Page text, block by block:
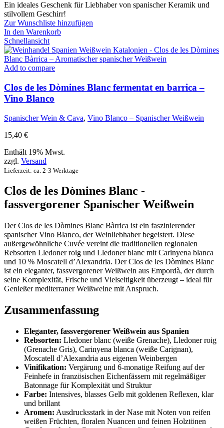
Ein ideales Geschenk für Liebhaber von spanischer Keramik und
stilvollem Geschirr!
Zur Wunschliste hinzufügen
In den Warenkorb
Schnellansicht
Add to compare
Clos de les Dòmines Blanc fermentat en barrica –
Vino Blanco
Spanischer Wein & Cava, Vino Blanco – Spanischer Weißwein
15,40 €
Enthält 19% Mwst.
zzgl. Versand
Lieferzeit: ca. 2-3 Werktage
Clos de les Dòmines Blanc -
fassvergorener Spanischer Weißwein
Der Clos de les Dòmines Blanc Bàrrica ist ein faszinierender
spanischer Vino Blanco, der Weinliebhaber begeistert. Diese
außergewöhnliche Cuvée vereint die traditionellen regionalen
Rebsorten Lledoner roig und Lledoner blanc mit Carinyena blanca
und 10 % Moscatell d’Alexandria. Der Clos de les Dòmines Blanc
ist ein eleganter, fassvergorener Weißwein aus Empordà, der durch
seine Komplexität, Frische und Vielseitigkeit überzeugt – ideal für
Genießer mediterraner Weißweine mit Anspruch.
Zusammenfassung
Eleganter, fassvergorener Weißwein aus Spanien
Rebsorten: Lledoner blanc (weiße Grenache), Lledoner roig
(Grenache Gris), Carinyena blanca (weiße Carignan),
Moscatell d’Alexandria aus eigenen Weinbergen
Vinifikation: Vergärung und 6-monatige Reifung auf der
Feinhefe in französischen Eichenfässern mit regelmäßiger
Batonnage für Komplexität und Struktur
Farbe: Intensives, blasses Gelb mit goldenen Reflexen, klar
und brillant
Aromen: Ausdrucksstark in der Nase mit Noten von reifen
weißen Früchten, floralen Nuancen und feinen Holztönen